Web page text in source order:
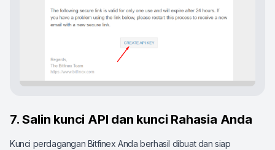
7. Salin kunci API dan kunci Rahasia Anda
Kunci perdagangan Bitfinex Anda berhasil dibuat dan siap